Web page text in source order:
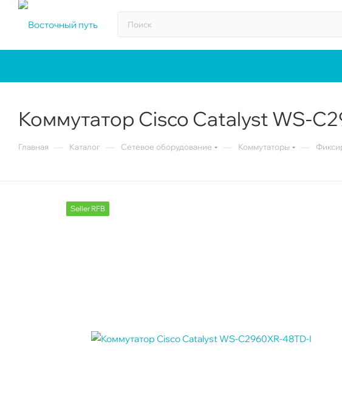
Коммутатор Cisco Catalyst WS-
Главная Каталог Сетевое оборудование Коммутаторы
Seller RFB